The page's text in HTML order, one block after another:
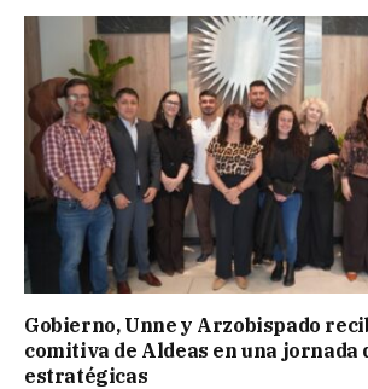
Gobierno, Unne y Arzobispado
comitiva de Aldeas en una jornada
estratégicas